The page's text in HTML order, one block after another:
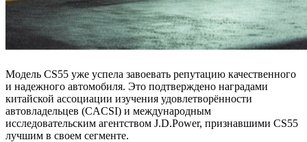
Модель CS55 уже успела завоевать репутацию качественного
и надежного автомобиля. Это подтверждено наградами
китайской ассоциации изучения удовлетворённости
автовладельцев (CACSI) и международным
исследовательским агентством J.D.Power, признавшими CS55
лучшим в своем сегменте.